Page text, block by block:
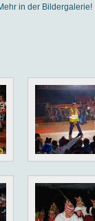
in der Bildergalerie!